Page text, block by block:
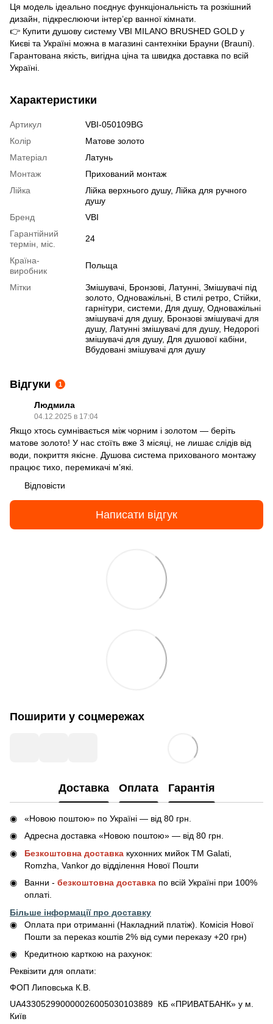
Ця модель ідеально поєднує функціональність та розкішний
дизайн, підкреслюючи інтер’єр ванної кімнати.
👉 Купити душову систему VBI MILANO BRUSHED GOLD у
Києві та Україні можна в магазині сантехніки Брауни (Brauni).
Гарантована якість, вигідна ціна та швидка доставка по всій
Україні.
Характеристики
Артикул
VBI-050109BG
Колір
Матове золото
Матеріал
Латунь
Монтаж
Прихований монтаж
Лійка
Лійка верхнього душу, Лійка для ручного
душу
Бренд
VBI
Гарантійний
термін, міс.
24
Країна-
виробник
Польща
Мітки
Змішувачі, Бронзові, Латунні, Змішувачі під
золото, Одноважільні, В стилі ретро, Стійки,
гарнітури, системи, Для душу, Одноважільні
змішувачі для душу, Бронзові змішувачі для
душу, Латунні змішувачі для душу, Недорогі
змішувачі для душу, Для душової кабіни,
Вбудовані змішувачі для душу
Відгуки 1
Людмила
04.12.2025 в 17:04
Якщо хтось сумнівається між чорним і золотом — беріть
матове золото! У нас стоїть вже 3 місяці, не лишає слідів від
води, покриття якісне. Душова система прихованого монтажу
працює тихо, перемикачі м’які.
Відповісти
Написати відгук
Поширити у соцмережах
Доставка Оплата Гарантія
«Новою поштою» по Україні — від 80 грн.
Адресна доставка «Новою поштою» — від 80 грн.
Безкоштовна доставка кухонних мийок ТМ Galati,
Romzha, Vankor до відділення Нової Пошти
Ванни - безкоштовна доставка по всій Україні при 100%
оплаті.
Більше інформації про доставку
Оплата при отриманні (Накладний платіж). Комісія Нової
Пошти за переказ коштів 2% від суми переказу +20 грн)
Кредитною карткою на рахунок:
Реквізити для оплати:
ФОП Липовська К.В.
UA433052990000026005030103889 КБ «ПРИВАТБАНК» у м.
Київ